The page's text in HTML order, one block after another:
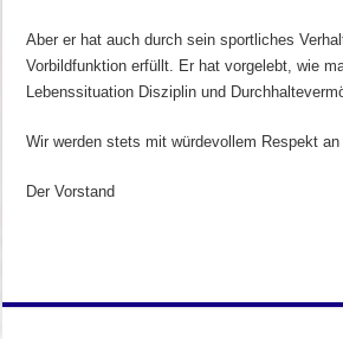
Aber er hat auch durch sein sportliches
Vorbildfunktion erfüllt. Er hat vorgelebt, wie
Lebenssituation Disziplin und
Wir werden stets mit würdevollem Respekt an
Der Vorstand